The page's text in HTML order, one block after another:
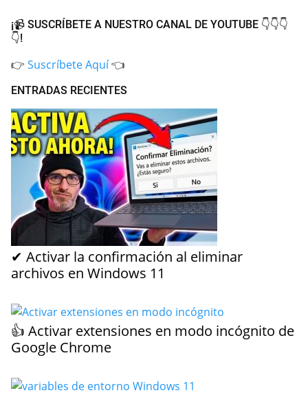
¡📹 SUSCRÍBETE A NUESTRO CANAL DE YOUTUBE 👇👇👇
👇!
👉 Suscríbete Aquí👈
ENTRADAS RECIENTES
✔ Activar la confirmación al eliminar
archivos en Windows 11
👍 Activar extensiones en modo incógnito de
Google Chrome